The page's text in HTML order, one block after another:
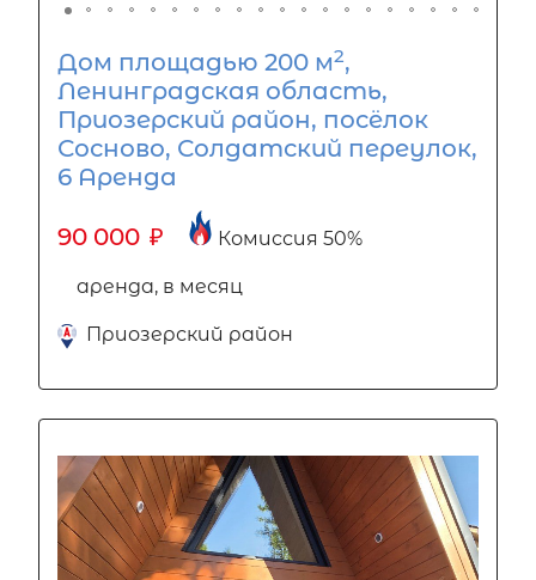
Дом площадью 200 м2,
Ленинградская область,
Приозерский район, посёлок
Сосново, Солдатский переулок,
6 Аренда
90 000 ₽ Комиссия 50%
аренда, в месяц
Приозерский район